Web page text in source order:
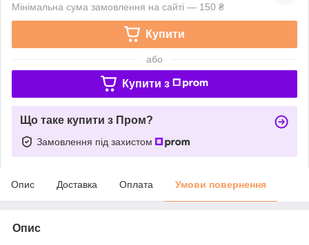
Мінімальна сума замовлення на сайті — 150 ₴
Купити
або
Купити з
Що таке купити з Пром?
Замовлення під захистом
Опис Доставка Оплата Умови повернення
Опис